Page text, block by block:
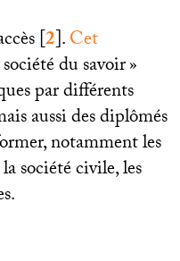
[2].Cet
société du savoir»
par différents
aussi des diplômés
notamment les
société civile, les